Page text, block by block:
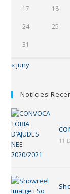
17 18
24 25
31
« juny
Notícies
11